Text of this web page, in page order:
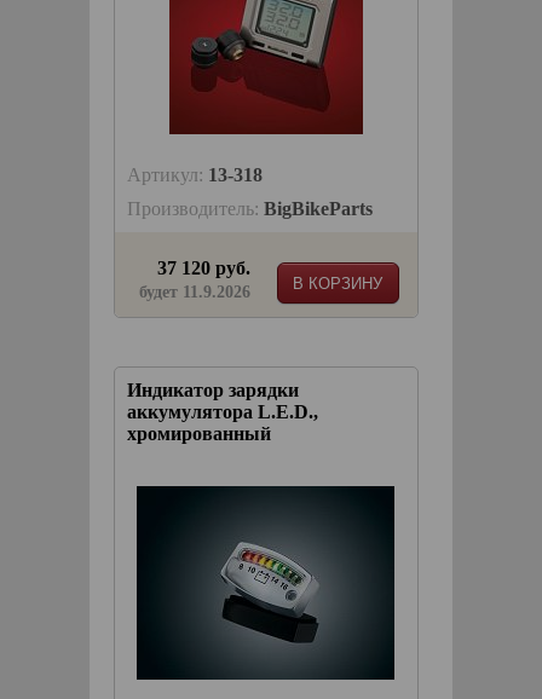
Артикул: 13-318
Производитель: BigBikeParts
В КОРЗИНУ
37 120 руб.
будет 11.9.2026
Индикатор зарядки
аккумулятора L.E.D.,
хромированный